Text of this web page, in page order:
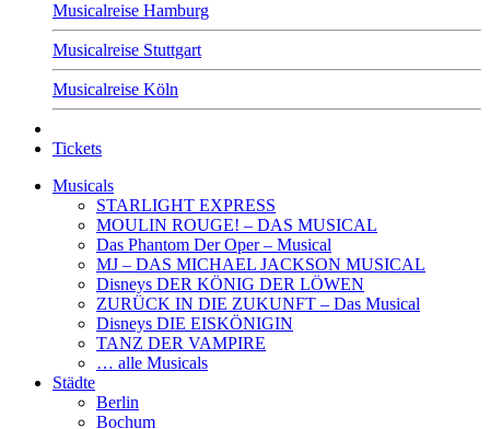
Musicalreise Hamburg
Musicalreise Stuttgart
Musicalreise Köln
Tickets
Musicals
STARLIGHT EXPRESS
MOULIN ROUGE! – DAS MUSICAL
Das Phantom Der Oper – Musical
MJ – DAS MICHAEL JACKSON MUSICAL
Disneys DER KÖNIG DER LÖWEN
ZURÜCK IN DIE ZUKUNFT – Das Musical
Disneys DIE EISKÖNIGIN
TANZ DER VAMPIRE
… alle Musicals
Städte
Berlin
Bochum